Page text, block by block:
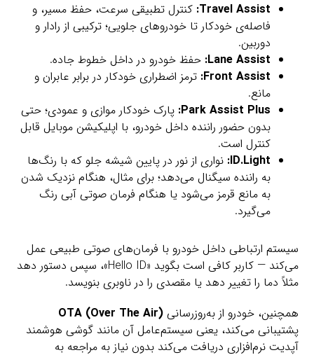
Travel Assist: کنترل تطبیقی سرعت، حفظ مسیر، و
فاصله‌ی خودکار تا خودروهای جلویی؛ ترکیبی از رادار و
دوربین.
Lane Assist: حفظ خودرو در داخل خطوط جاده.
Front Assist: ترمز اضطراری خودکار در برابر عابران و
مانع.
Park Assist Plus: پارک خودکار موازی و عمودی؛ حتی
بدون حضور راننده داخل خودرو، با اپلیکیشن موبایل قابل
کنترل است.
ID.Light: نواری از نور در پایین شیشه جلو که با رنگ‌ها
به راننده سیگنال می‌دهد؛ برای مثال، هنگام نزدیک شدن
به مانع قرمز می‌شود یا هنگام فرمان صوتی آبی‌ رنگ
می‌گیرد.
سیستم ارتباطی داخل خودرو با فرمان‌های صوتی طبیعی عمل
می‌کند — کاربر کافی است بگوید «Hello ID»، سپس دستور دهد
مثلاً دما را تغییر دهد یا مقصدی را در ناوبری بنویسد.
همچنین، خودرو از به‌روزرسانیOTA (Over The Air)
پشتیبانی می‌کند، یعنی سیستم‌عامل آن مانند گوشی هوشمند
آپدیت نرم‌افزاری دریافت می‌کند بدون نیاز به مراجعه به